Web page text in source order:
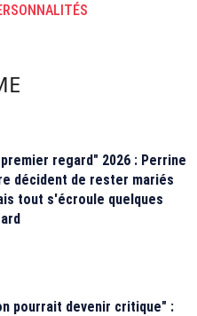
regard" 2026 : Perrine
décident de rester mariés
tout s'écroule quelques
pourrait devenir critique" :